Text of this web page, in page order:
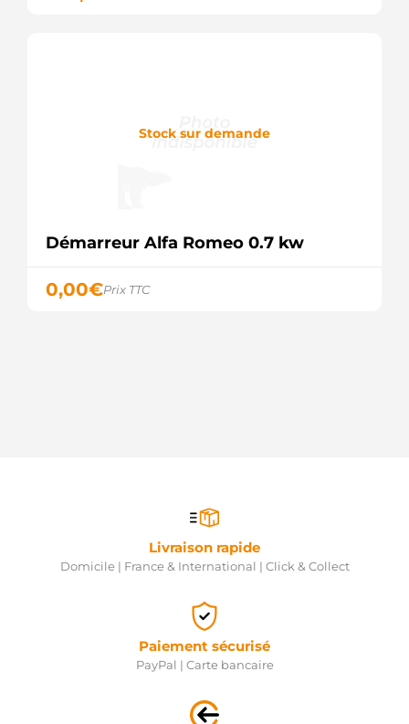
Stock sur demande
Démarreur Alfa Romeo 0.7 kw
0,00€Prix TTC
Livraison rapide
Domicile | France & International | Click & Collect
Paiement sécurisé
PayPal | Carte bancaire